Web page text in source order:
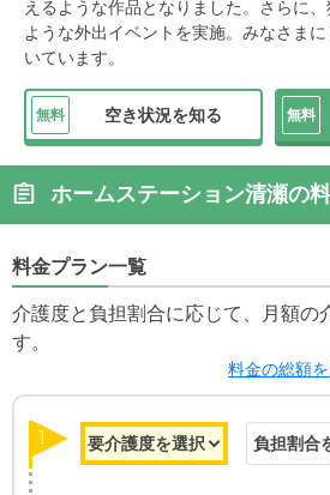
えるような作品となりました。さらに
ような外出イベントを実施。みなさま
いています。
無料 空き状況を知る 無料
ホームステーション清瀬の
料金プラン一覧
介護度と負担割合に応じて、月額の
す。
料金の総額
1